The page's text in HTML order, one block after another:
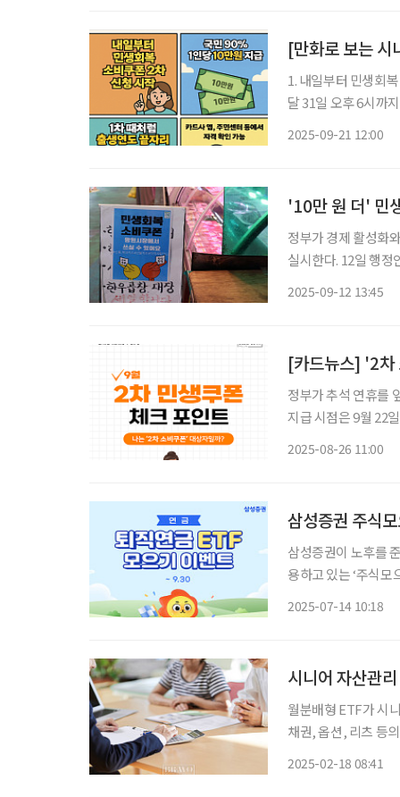
[만화로 보는
1. 내일부터 민생회
달 31일 오후 6시까
2025-09-21 12:00
'10만 원 더' 민
정부가 경제 활성화
실시한다. 12일 행정안전부에 따르면 이달 22일 오전 9시부터 다음달 31일 오후 6시까지 국
2025-09-12 13:45
[카드뉴스] '2차
정부가 추석 연휴를
지급 시점은 9월 22
2025-08-26 11:00
삼성증권 주식
삼성증권이 노후를 준비하는 투
용하고 있는 ‘주식모
2025-07-14 10:18
시니어 자산관
월분배형 ETF가 시
채권, 옵션, 리츠 등
2025-02-18 08:41